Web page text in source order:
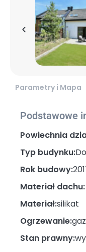
Parametry i Mapa
Podstawowe
Powiechnia
Typ budynku:
Rok budowy:
Materiał dachu:
Materiał:silikat
Ogrzewanie:
Stan prawny: